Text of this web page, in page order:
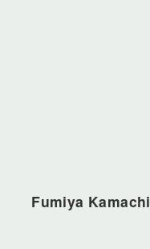
Fumiya Kamachi